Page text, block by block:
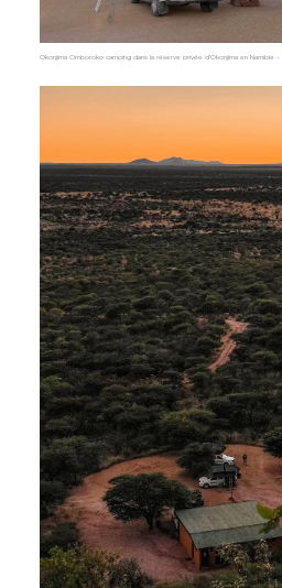
Okonjima Omboroko camping dans la réserve privée d’Okonjima en Namibie